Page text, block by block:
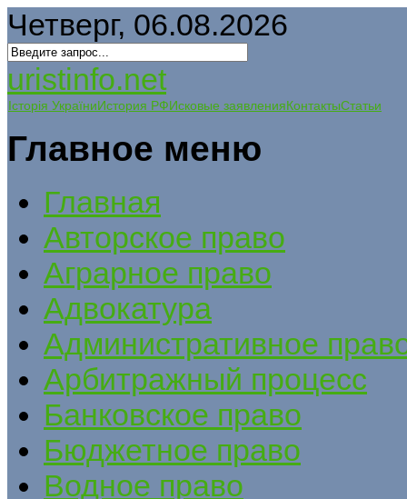
Четверг, 06.08.2026
uristinfo.net
Історія УкраїниИстория РФИсковые заявленияКонтактыСтатьи
Главное меню
Главная
Авторское право
Аграрное право
Адвокатура
Административное
Арбитражный процесс
Банковское право
Бюджетное право
Водное право